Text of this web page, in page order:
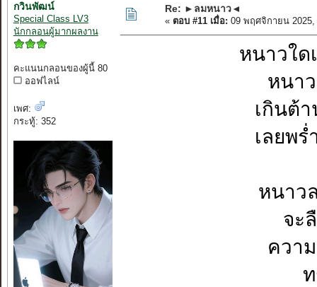
กวินพัฒน์
Special Class LV3
นักกลอนผู้มากผลงาน
คะแนนกลอนของผู้นี้ 80
ออฟไลน์
เพศ:
กระทู้: 352
Re: ►ลมหนาว◄
« ตอบ #11 เมื่อ: 09 พฤศจิกายน 2025,
หนาวใด
หนา
เกินต้า
เลยพร่
หนาว
จะ
ควา